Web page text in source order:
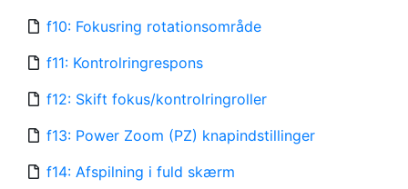
f10: Fokusring rotationsområde
f11: Kontrolringrespons
f12: Skift fokus/kontrolringroller
f13: Power Zoom (PZ) knapindstillinger
f14: Afspilning i fuld skærm